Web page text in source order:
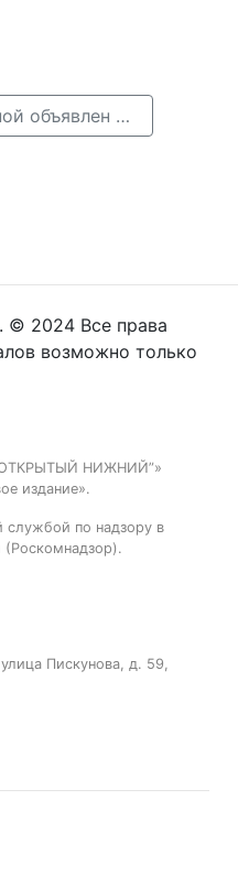
← Срочный сбор на поиск 30-летней Анастасии Лариной объявлен в Нижнем Новгороде
2024 Все права
возможно только
“ОТКРЫТЫЙ НИЖНИЙ”»
издание».
по надзору в
Пискунова, д. 59,